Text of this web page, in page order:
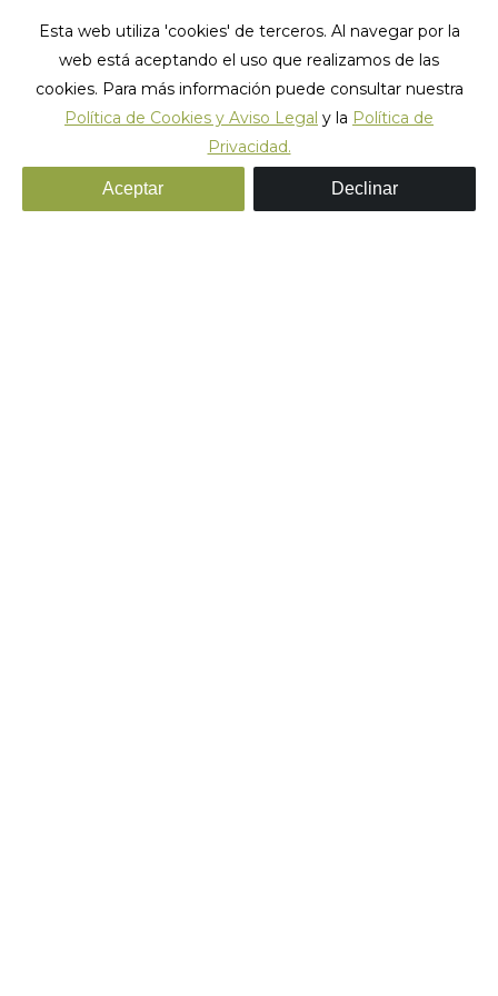
_sant_jordi_hostels_lisbon_8_bed_room
Estás aquí:
Inicio _sant_jordi_hostels_lisbon_8_bed_room
Esta web utiliza 'cookies' de terceros. Al navegar por la
web está aceptando el uso que realizamos de las
cookies. Para más información puede consultar nuestra
Política de Cookies y Aviso Legal y la Política de
Privacidad.
Aceptar Declinar